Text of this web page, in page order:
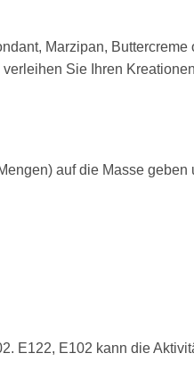
Marzipan,
Sie Ihren
auf die Masse
E122, E102 kann die